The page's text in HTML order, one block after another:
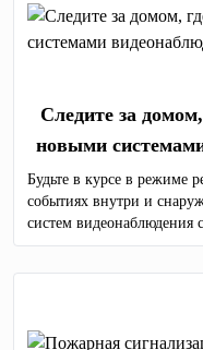
Следите за
новыми
Будьте в курсе в режиме
событиях внутри и
систем видеонаблюдения
Мы предоставляем